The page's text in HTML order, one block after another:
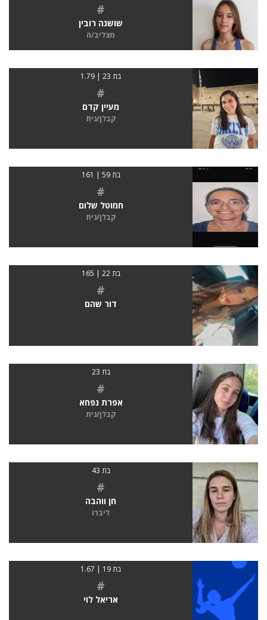
#
שושנה רובין
מצליב/ה
בת 23 | 1.79
#
מעיין קדם
קבלן/נית
בת 59 | 161
#
חמוטל שלום
קבלן/נית
בת 22 | 165
#
דור שהם
בת 23
#
אפרת נפחא
קבלן/נית
בת 43
#
חן ווהבה
ליברו
בת 19 | 1.67
#
אריאל לוי